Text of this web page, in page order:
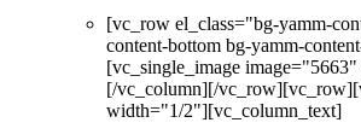
[vc_row el_class="bg-yamm-
content-bottom bg-yamm-
[vc_single_image
[/vc_column][/
width="1/2"][vc_column_text]